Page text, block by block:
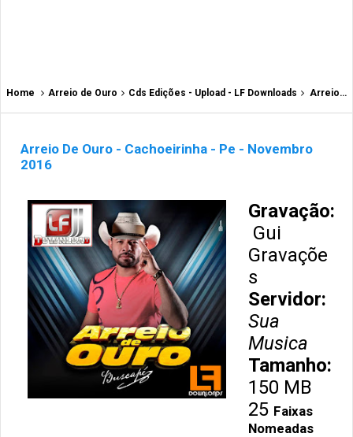
Home Arreio de Ouro Cds Edições - Upload - LF Downloads Arreio De Ouro - Cachoeirinha - Pe - Novembro 2016
Arreio De Ouro - Cachoeirinha - Pe - Novembro
2016
Gravação:
Gui
Gravaçõe
s
Servidor:
Sua
Musica
Tamanho:
150 MB
25 Faixas
Nomeadas